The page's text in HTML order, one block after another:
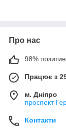
поворотов,
наличии на
Про нас
98%
Працює з
м. Дніпро
проспект
Контакти